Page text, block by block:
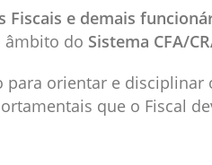
Fiscais e demais
âmbito do Sistema CFA/
para orientar e disciplinar
que o Fiscal